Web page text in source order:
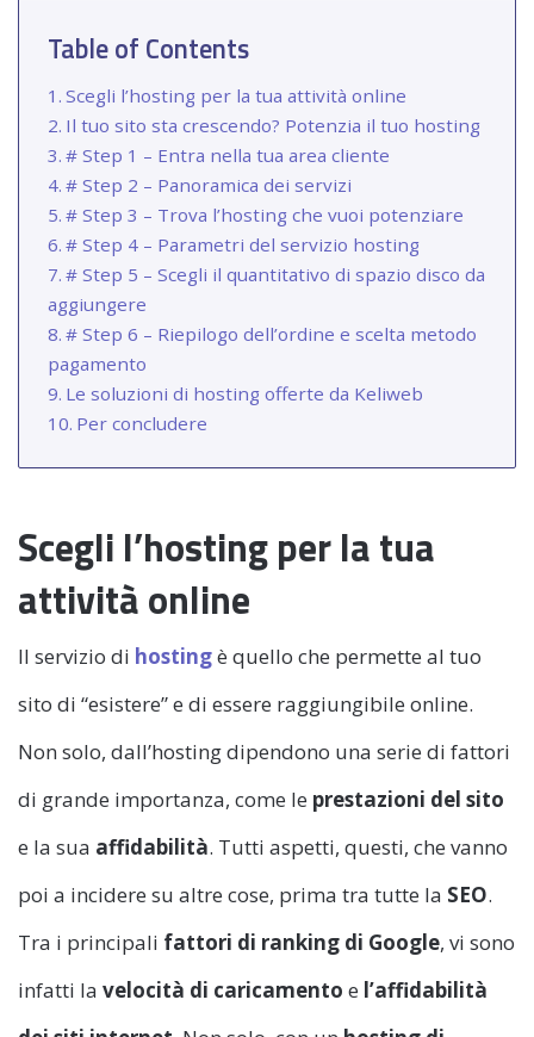
Table of Contents
Scegli l’hosting per la tua attività online
Il tuo sito sta crescendo? Potenzia il tuo hosting
# Step 1 – Entra nella tua area cliente
# Step 2 – Panoramica dei servizi
# Step 3 – Trova l’hosting che vuoi potenziare
# Step 4 – Parametri del servizio hosting
# Step 5 – Scegli il quantitativo di spazio disco da
aggiungere
# Step 6 – Riepilogo dell’ordine e scelta metodo
pagamento
Le soluzioni di hosting offerte da Keliweb
Per concludere
Scegli l’hosting per la tua
attività online
Il servizio di hostingè quello che permette al tuo
sito di “esistere” e di essere raggiungibile online.
Non solo, dall’hosting dipendono una serie di fattori
di grande importanza, come le prestazioni del sito
e la sua affidabilità. Tutti aspetti, questi, che vanno
poi a incidere su altre cose, prima tra tutte la SEO.
Tra i principali fattori di ranking di Google, vi sono
infatti la velocità di caricamento e l’affidabilità